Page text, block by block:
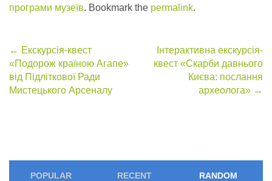
програми музеїв. Bookmark the permalink.
Post
navigation
← Екскурсія-квест
«Подорож країною Агапе»
від Підліткової Ради
Мистецького Арсеналу
Інтерактивна екскурсія-
квест «Скарби давнього
Києва: послання
археолога» →
POPULAR RECENT RANDOM